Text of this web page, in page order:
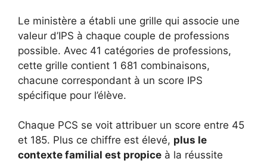
Le ministère a établi une grille qui associe une
valeur d’IPS à chaque couple de professions
possible. Avec 41 catégories de professions,
cette grille contient 1 681 combinaisons,
chacune correspondant à un score IPS
spécifique pour l’élève.
Chaque PCS se voit attribuer un score entre 45
et 185. Plus ce chiffre est élevé, plus le
contexte familial est propice à la réussite